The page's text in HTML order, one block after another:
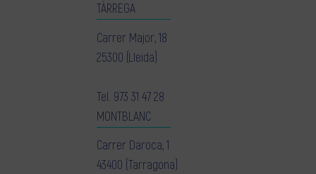
TÀRREGA
Carrer Major, 18
25300 (Lleida)
Tel. 973 31 47 28
MONTBLANC
Carrer Daroca, 1
43400 (Tarragona)